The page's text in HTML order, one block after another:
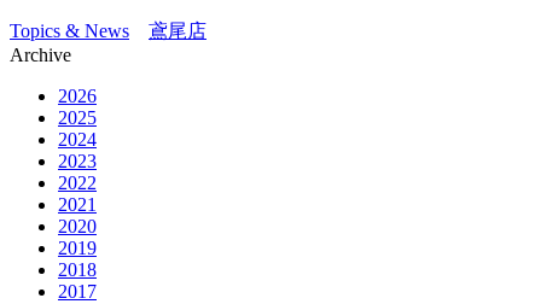
Topics & News
鳶尾店
Archive
2026
2025
2024
2023
2022
2021
2020
2019
2018
2017